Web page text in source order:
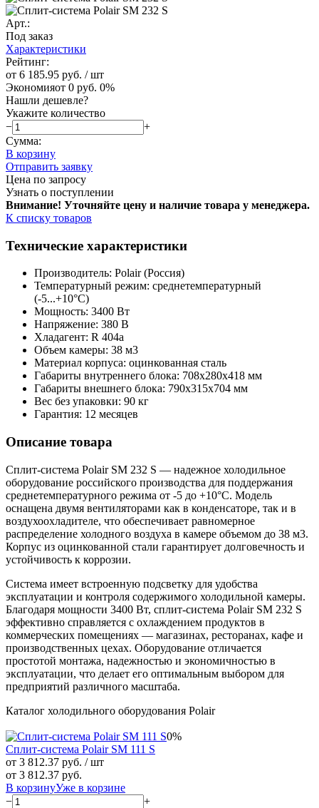
Арт.:
Под заказ
Характеристики
Рейтинг:
от 6 185.95 руб. / шт
Экономияот 0 руб. 0%
Нашли дешевле?
Укажите количество
−
+
Сумма:
В корзину
Отправить заявку
Цена по запросу
Узнать о поступлении
Внимание! Уточняйте цену и наличие товара у менеджера.
К списку товаров
Технические характеристики
Производитель: Polair (Россия)
Температурный режим: среднетемпературный
(-5...+10°С)
Мощность: 3400 Вт
Напряжение: 380 В
Хладагент: R 404a
Объем камеры: 38 м3
Материал корпуса: оцинкованная сталь
Габариты внутреннего блока: 708x280x418 мм
Габариты внешнего блока: 790x315x704 мм
Вес без упаковки: 90 кг
Гарантия: 12 месяцев
Описание товара
Сплит-система Polair SM 232 S — надежное холодильное
оборудование российского производства для поддержания
среднетемпературного режима от -5 до +10°С. Модель
оснащена двумя вентиляторами как в конденсаторе, так и в
воздухоохладителе, что обеспечивает равномерное
распределение холодного воздуха в камере объемом до 38 м3.
Корпус из оцинкованной стали гарантирует долговечность и
устойчивость к коррозии.
Система имеет встроенную подсветку для удобства
эксплуатации и контроля содержимого холодильной камеры.
Благодаря мощности 3400 Вт, сплит-система Polair SM 232 S
эффективно справляется с охлаждением продуктов в
коммерческих помещениях — магазинах, ресторанах, кафе и
производственных цехах. Оборудование отличается
простотой монтажа, надежностью и экономичностью в
эксплуатации, что делает его оптимальным выбором для
предприятий различного масштаба.
Каталог холодильного оборудования Polair
0%
Сплит-система Polair SM 111 S
от 3 812.37 руб. / шт
от 3 812.37 руб.
В корзинуУже в корзине
−
+